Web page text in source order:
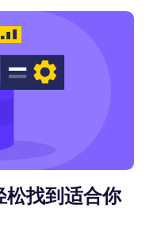
松找到适合你